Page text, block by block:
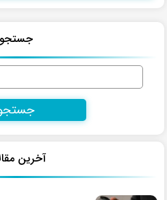
جستجو
جستجو
آخرین